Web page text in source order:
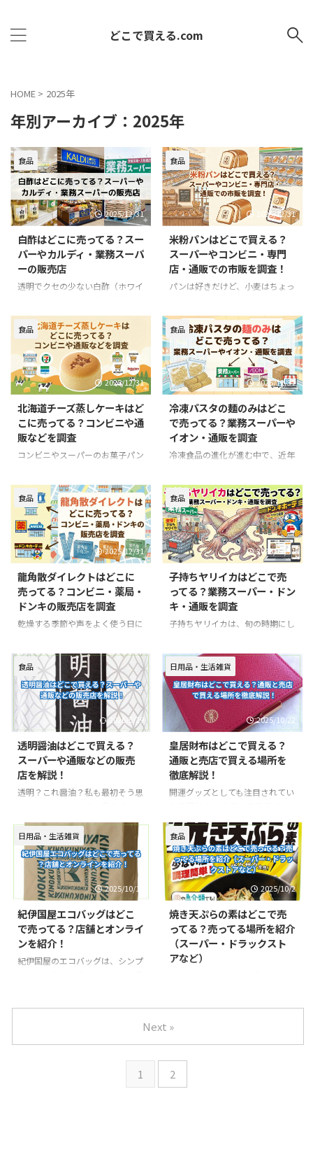
どこで買える.com
HOME > 2025年
年別アーカイブ：2025年
食品
2025/12/31
白酢はどこに売ってる？スー
パーやカルディ・業務スーパ
ーの販売店
透明でクセの少ない白酢（ホワイ
康ドリンクなど幅広く使えるアイ
テムです。SNSでも白酢で簡単掃
除やピクルス作りで注目されてい
ます。 ただ、一般的なスーパーで
はあまり見かけないため、どこに
売ってる？と探す人も多いようで
す。この記事では、白酢の販売店
や手軽に手に入れる方法を紹介し
ます。 白酢ってどんな酢？ 日本
の白酢は、米や酒かす、麦などを
原料に発酵させて作られる無色透
かな酸味が特徴で、酢の物やピク
ルス、酢飯、ドレッシングなどで
幅広い料理 ...
食品
2025/12/31
米粉パンはどこで買える？
スーパーやコンビニ・専門
店・通販での市販を調査！
パンは好きだけど、小麦はちょっ
のが米粉パンです。グルテンフリ
ーでおなかに優しく、もっちりと
した食感とお米の甘味が魅力で
す。最近では、各地のパン屋やス
ーパー、ネット通販でも手軽に買
えるようになりました。 この記
事では、米粉パンが買えるお店と
通販情報をご紹介します。 米粉
パンの選び方 米粉パンを選ぶと
きは、グルテンフリーや小麦不使
用などの表示を確認しましょう。
品の有無も確認が必要です。国産
米粉や添加物の少ないものはより
安心感が高まります ...
食品
2025/12/31
北海道チーズ蒸しケーキはど
こに売ってる？コンビニや通
販などを調査
コンビニやスーパーのお菓子パン
チーズ蒸しケーキ」。しっとりふ
わっとした食感と、やさしいチー
ズの甘みが特徴で、幅広い世代か
ら長く愛されている人気商品で
す。 ところが、時期や店舗によ
って並ばないことも多く、「最近
見かけない」「どこで売ってる
の？」と探す方も少なくありませ
ん。特に菓子パンやスイーツの新
商品が多い時期は、棚の入れ替え
で置いていないこともあり、狙っ
ようです。 この記事では、北海
道チーズ蒸しケーキを確実に見つ
けやすい購入先を、実店舗・通販
に分 ...
食品
2025/12/31
冷凍パスタの麺のみはどこ
で売ってる？業務スーパーや
イオン・通販を調査
冷凍食品の進化が進む中で、近年
麺のみ」という商品です。 これ
はソースが付属しない冷凍ゆでパ
スタで、業務用だけでなく家庭用
としても人気が広がっています。
アレンジのしやすさや、調理の手
軽さ、コスパの良さからSNSやレ
シピ系メディアでもたびたび取り
上げられています。 本記事で
は、冷凍パスタ麺のみを購入でき
る実店舗・通販サイトをまとめ、
入手ルートを詳しく解説します。
パスタ麺のみ」とは、その名の通
り、ソースがついていない麺だけ
の冷凍食品で ...
食品
2025/12/31
龍角散ダイレクトはどこに
売ってる？コンビニ・薬局・
ドンキの販売店を調査
乾燥する季節や声をよく使う日に
ません。中でも「龍角散ダイレク
ト」は、水なしでサッと溶ける使
いやすさと、独特のハーブ感で人
気の定番アイテムです。 そんな龍
角散ダイレクトですが、「どこに
売ってるの？」「ドラッグストア
で見つからない」という声も多
く、入手場所を知りたい人が増え
ています。 この記事では、龍角
散ダイレクトが 実際にどこで買
えるのか を、実店舗・通販の両
ダイレクトは、のどの乾燥やイガ
イガ、声の使い ...
食品
2025/12/31
子持ちヤリイカはどこで売
ってる？業務スーパー・ドン
キ・通販を調査
子持ちヤリイカは、旬の時期にし
で、煮付けにすると卵の食感とイ
カの旨みを同時に楽しめることか
ら、根強い人気があります。 ス
ーパーや魚屋で見かけることはあ
るものの、通年商品ではないため
「見つけたことがない」「どこで
売ってるのか分からない」と感じ
ている人も多い食材です。 この
記事では、子持ちヤリイカの特徴
を分かりやすく解説したうえで、
実際に探しやすい実店舗と、見つ
イカとは？ 子持ちヤリイカと
は、産卵期を迎えた ...
食品
2026/5/29
透明醤油はどこで買える？
スーパーや通販などの販売
店を解説！
透明？これ醤油？私も最初そう思
ゃんと醤油の味がする。料理の色
合いを損なうことなく深みのある
味わいを加える「透明醤油」。
今や家庭だけでなく、ホテルやレ
ストランなどのプロの現場でも使
われている調味料です。 この記事
では、そんな透明醤油がどのよう
な調味料なのか、そしてどこで買
えるのかについて、分かりやすく
解説します。。 透明醤油ってど
んな醤油？ 簡単に透明醤油はど
日用品・生活雑貨
2025/10/22
皇居財布はどこで買える？
通販と売店で買える場所を
徹底解説！
開運グッズとしても注目されてい
りながら手頃な価格、さらに、菊
の御紋入りという縁起の良さで金
運アップを願う人に人気です。
観光記念や贈り物にも最適で、
SNSでも話題になっています。こ
の記事では皇居財布がどこで買え
るのかをご紹介します。 皇居財
布とは？ 皇居財布とは、皇居東
御苑や京都御所など一部の施設内
売店で販売されている限定財布で
す。 牛革を使った本格的な素材
日用品・生活雑貨
2025/10/13
紀伊国屋エコバッグはどこ
で売ってる？店舗とオンライ
ンを紹介！
紀伊国屋のエコバッグは、シンプ
ため、日常のお買い物から旅行の
サブバッグまで幅広く活躍しま
す。さらに、コラボ商品や限定デ
ザインが登場するたびにSNSで話
食品
2025/10/2
焼き天ぷらの素はどこで売
ってる？売ってる場所を紹介
（スーパー・ドラックスト
アなど）
いる 「焼き天ぷらの素」 です。
揚げ油を使わず、フライパンで焼
くだけでサクっと軽い天ぷら風に
仕上がる便利な粉として、SNSを
中心に話題になっています。 本記
1 2
Next »